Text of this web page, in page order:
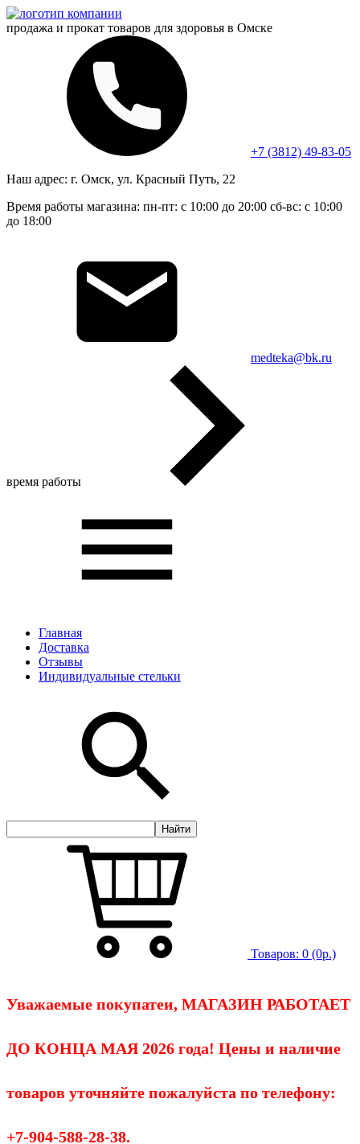
продажа и прокат товаров для здоровья в Омске
+7 (3812) 49-83-05
Наш адрес: г. Омск, ул. Красный Путь, 22
Время работы магазина: пн-пт: с 10:00 до 20:00 сб-вс: с 10:00
до 18:00
medteka@bk.ru
время работы
Главная
Доставка
Отзывы
Индивидуальные стельки
Товаров: 0 (0р.)
Уважаемые покупатеи, МАГАЗИН РАБОТАЕТ
ДО КОНЦА МАЯ 2026 года! Цены и наличие
товаров уточняйте пожалуйста по телефону:
+7-904-588-28-38.